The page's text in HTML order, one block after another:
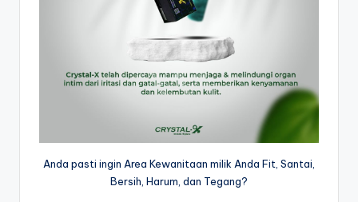
Anda pasti ingin Area Kewanitaan milik Anda Fit, Santai,
Bersih, Harum, dan Tegang?